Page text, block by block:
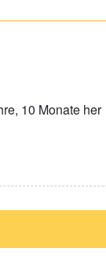
10 Monate her